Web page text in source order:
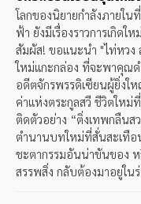
โลกของนิยายกำลังภายใ
ฟ้า ยังมีเรื่องราวการเกิด
สัมผัส! ขอแนะนำ "ไท่หวง
ใหม่แกะกล่อง ที่จะพาคุณด
อดีตจักรพรรดิเซียนผู้ยิ่งใ
ค่าแห่งตระกูลสวี ชีวิตใหม่
ติดตัวอย่าง “ติ่งเทพกลืน
ตำนานบทใหม่ที่สั่นสะเทือ
ชะตากรรมอันน่าขันของ ห
สรรพสิ่ง กลับต้องมาอยู่ใ